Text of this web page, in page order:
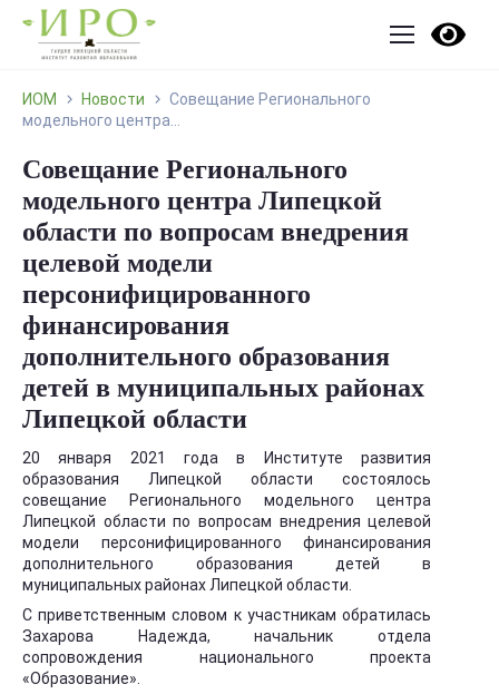
ИОМ Новости
Совещание Регионального
модельного центра...
Совещание Регионального
модельного центра Липецкой
области по вопросам внедрения
целевой модели
персонифицированного
финансирования
дополнительного образования
детей в муниципальных районах
Липецкой области
20 января 2021 года в Институте развития
образования Липецкой области состоялось
совещание Регионального модельного центра
Липецкой области по вопросам внедрения целевой
модели персонифицированного финансирования
дополнительного образования детей в
муниципальных районах Липецкой области.
С приветственным словом к участникам обратилась
Захарова Надежда, начальник отдела
сопровождения национального проекта
«Образование».